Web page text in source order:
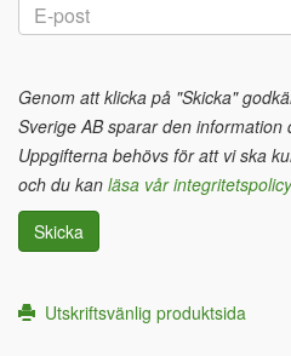
Genom att klicka på "Skicka"
Sverige AB sparar den information
Uppgifterna behövs för att vi ska
och du kan läsa vår
Skicka
Utskriftsvänlig produktsida